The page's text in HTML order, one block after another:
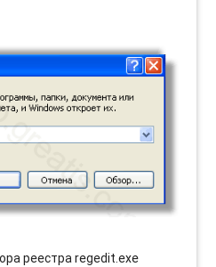
реестра regedit.exe